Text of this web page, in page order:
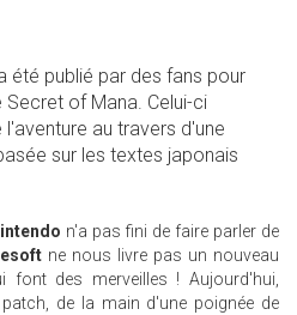
été publié par des fans pour
of Mana. Celui-ci
au travers d'une
sur les textes japonais
n'a pas fini de faire parler de
ne nous livre pas un nouveau
des merveilles ! Aujourd'hui,
de la main d'une poignée de